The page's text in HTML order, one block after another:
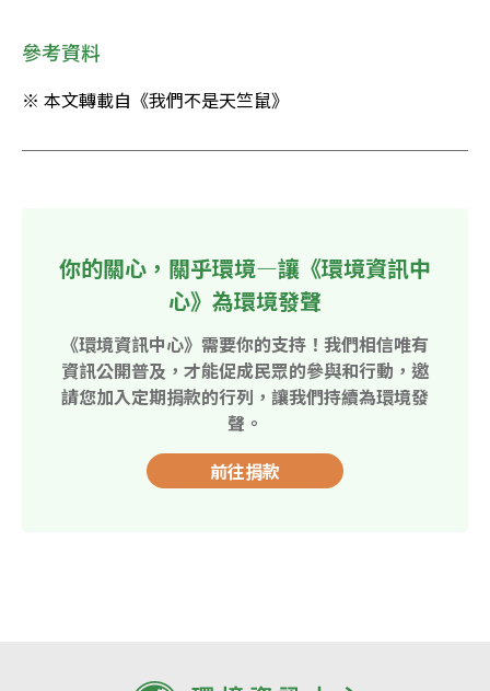
參考資料
※ 本文轉載自《我們不是天竺鼠》
你的關心，關乎環境—讓《環境資訊中
心》為環境發聲
《環境資訊中心》需要你的支持！我們相信唯有
資訊公開普及，才能促成民眾的參與和行動，邀
請您加入定期捐款的行列，讓我們持續為環境發
聲。
前往捐款